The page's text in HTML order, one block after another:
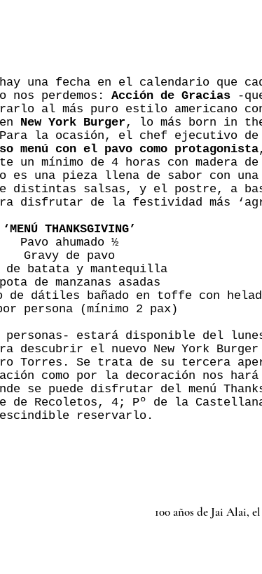
una fecha en el calendario que
perdemos: Acción de Gracias -
al más puro estilo americano
New York Burger , lo más born in
Para la ocasión, el chef ejecutivo
menú con el pavo como protagonista
un mínimo de 4 horas con madera
una pieza llena de sabor con una
distintas salsas, y el postre, a
disfrutar de la festividad más
‘MENÚ THANKSGIVING’
Pavo ahumado ½
Gravy de pavo
de batata y mantequilla
de manzanas asadas
de dátiles bañado en toffe con
persona (mínimo 2 pax)
estará disponible del
descubrir el nuevo New York
Torres. Se trata de su tercera
como por la decoración nos
se puede disfrutar del menú
de Recoletos, 4; Pº de la
reservarlo.
100 años de Jai Alai,